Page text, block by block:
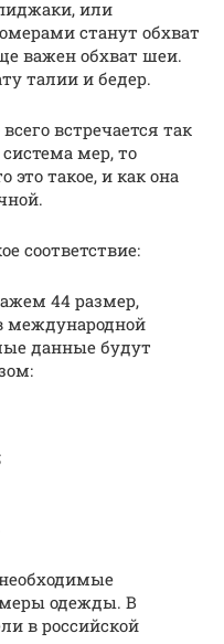
или
станут обхват
важен обхват шеи.
талии и бедер.
встречается так
мер, то
это такое, и как она
соответствие:
44 размер,
международной
данные будут
одежды. В
в российской